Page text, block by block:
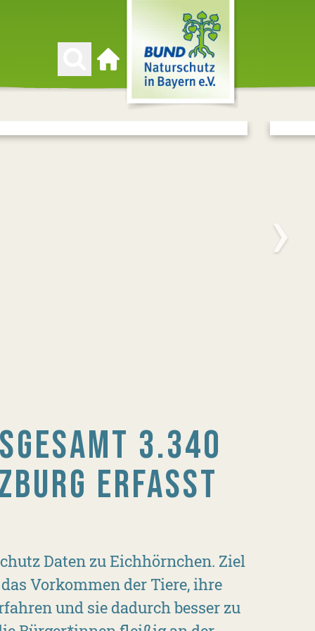
Zur Startseite
3.340
ERFASST
Daten zu Eichhörnchen. Ziel
Vorkommen der Tiere, ihre
und sie dadurch besser zu